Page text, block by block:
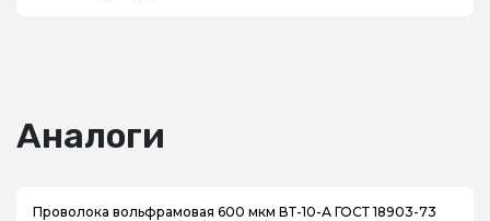
Аналоги
Проволока вольфрамовая 600 мкм ВТ-10-А ГОСТ 18903-73